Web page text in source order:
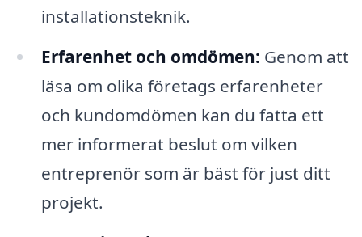
installationsteknik.
Erfarenhet och omdömen: Genom att
läsa om olika företags erfarenheter
och kundomdömen kan du fatta ett
mer informerat beslut om vilken
entreprenör som är bäst för just ditt
projekt.